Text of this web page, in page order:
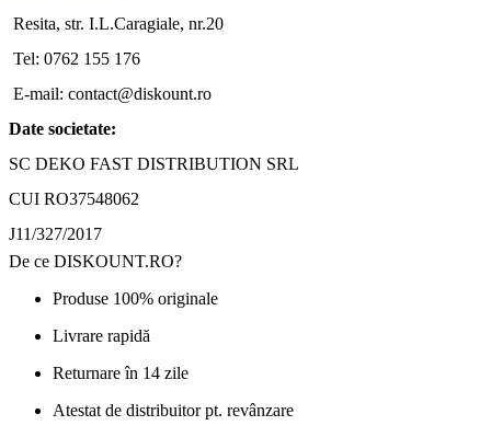
Resita, str. I.L.Caragiale, nr.20
Tel: 0762 155 176
E-mail: contact@diskount.ro
Date societate:
SC DEKO FAST DISTRIBUTION SRL
CUI RO37548062
J11/327/2017
De ce DISKOUNT.RO?
Produse 100% originale
Livrare rapidă
Returnare în 14 zile
Atestat de distribuitor pt. revânzare